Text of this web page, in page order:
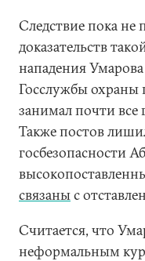
Следствие пока не
доказательств
нападения Умарова
Госслужбы охраны
занимал почти
Также постов
госбезопасности
связаныс
Считается, что
неформальным